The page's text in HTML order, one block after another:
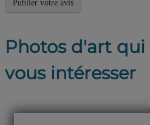
Photos d'art
vous intéresser